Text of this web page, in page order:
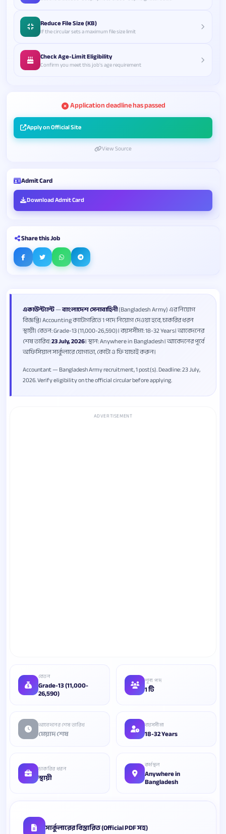
একাউন্ট্যান্ট—বাংলাদেশ সেনাবাহিনী(Bangladesh Army) এর নিয়োগ
বিজ্ঞপ্তি। Accounting ক্যাটাগরিতে 1 পদে নিয়োগ দেওয়া হবে, চাকরির ধরন
স্থায়ী। বেতন: Grade-13 (11,000-26,590)। বয়সসীমা: 18-32 Years। আবেদনের
শেষ তারিখ:23 July, 2026। স্থান: Anywhere in Bangladesh। আবেদনের পূর্বে
অফিসিয়াল সার্কুলারে যোগ্যতা, কোটা ও ফি যাচাই করুন।
Accountant — Bangladesh Army recruitment, 1 post(s). Deadline: 23 July,
2026. Verify eligibility on the official circular before applying.
ADVERTISEMENT
বেতন
Grade-13 (11,000-
26,590)
শূন্য পদ
1 টি
আবেদনের শেষ তারিখ
মেয়াদ শেষ
বয়সসীমা
18-32 Years
চাকরির ধরন
স্থায়ী
কর্মস্থল
Anywhere in
Bangladesh
সার্কুলারের বিস্তারিত (Official PDF সহ)
Reduce File Size (KB)
If the circular sets a maximum file size limit
Check Age-Limit Eligibility
Confirm you meet this job's age requirement
Application deadline has passed
Apply on Official Site
View Source
Admit Card
Download Admit Card
Share this Job